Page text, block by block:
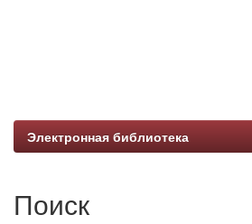
Электронная библиотека
Поиск